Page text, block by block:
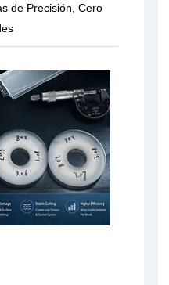
de Precisión, Cero